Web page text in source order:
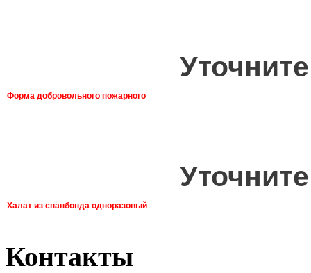
Форма добровольного пожарного
Халат из спанбонда одноразовый
Контакты